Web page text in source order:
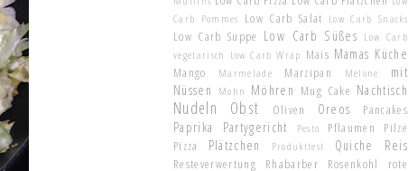
Carb Pommes Low Carb Salat Low Carb Snacks
Low Carb Suppe Low Carb Süßes Low Carb
vegetarisch Low Carb Wrap Mais Mamas Küche
Mango Marmelade Marzipan Melone
mit
Nüssen
Mohn Möhren Mug Cake Nachtisch
Nudeln Obst Oliven Oreos Pancakes
Paprika Partygericht Pesto Pflaumen
Pilze
Pizza
Plätzchen Produkttest Quiche Reis
Resteverwertung Rhabarber Rosenkohl
rote